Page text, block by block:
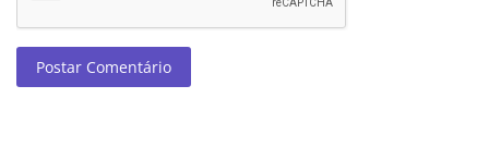
Postar Comentário